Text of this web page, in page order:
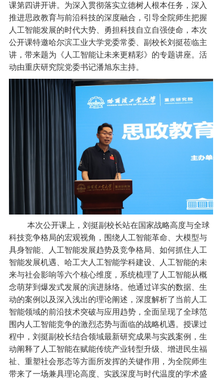
课第四讲开讲。为深入贯彻落实立德树人根本任务，深入
推进思政教育与前沿科技的深度融合，引导全院师生把握
人工智能发展的时代大势、勇担科技自立自强使命，本次
公开课特邀哈尔滨工业大学党委常委、副校长刘挺莅临主
讲，带来题为《人工智能让未来更精彩》的专题讲座。活
动由重庆研究院党委书记潘旭东主持。
本次公开课上，刘挺副校长站在国家战略高度与全球
科技竞争格局的宏观视角，围绕人工智能革命、大模型与
具身智能、人工智能发展趋势及竞争格局、如何抓住人工
智能发展机遇、哈工大人工智能学科建设、人工智能的未
来与社会影响等六个核心维度，系统梳理了人工智能从概
念萌芽到爆发式发展的演进脉络。他通过详实的数据、生
动的案例以及深入浅出的理论阐述，深度解析了当前人工
智能领域的前沿技术突破与应用趋势，全面呈现了全球范
围内人工智能竞争的激烈态势与面临的战略机遇。授课过
程中，刘挺副校长结合领域最新研究成果与实践案例，生
动阐释了人工智能在赋能传统产业转型升级、增进民生福
祉、重塑社会形态等方面所发挥的关键作用，为全院师生
带来了一场兼具理论高度、实践深度与时代温度的学术盛